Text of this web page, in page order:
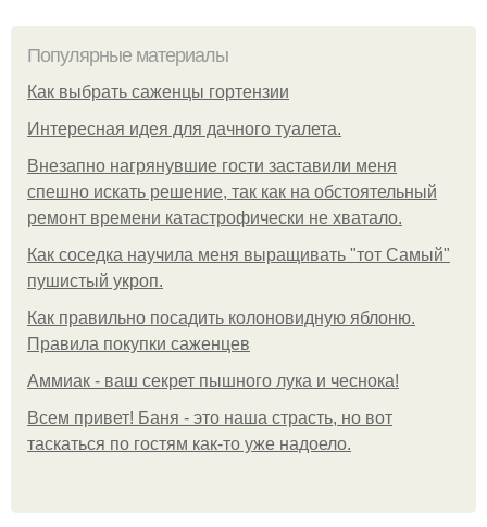
Популярные материалы
Как выбрать саженцы гортензии
Интересная идея для дачного туалета.
Внезапно нагрянувшие гости заставили меня
спешно искать решение, так как на обстоятельный
ремонт времени катастрофически не хватало.
Как соседка научила меня выращивать "тот Самый"
пушистый укроп.
Как правильно посадить колоновидную яблоню.
Правила покупки саженцев
Аммиак - ваш секрет пышного лука и чеснока!
Всем привет! Баня - это наша страсть, но вот
таскаться по гостям как-то уже надоело.